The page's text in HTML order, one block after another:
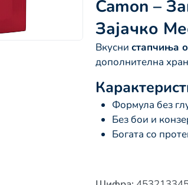
Camon –
Зајачко
Вкусни стапчиња
дополнителна
Формула без
Без бои и
Богата со